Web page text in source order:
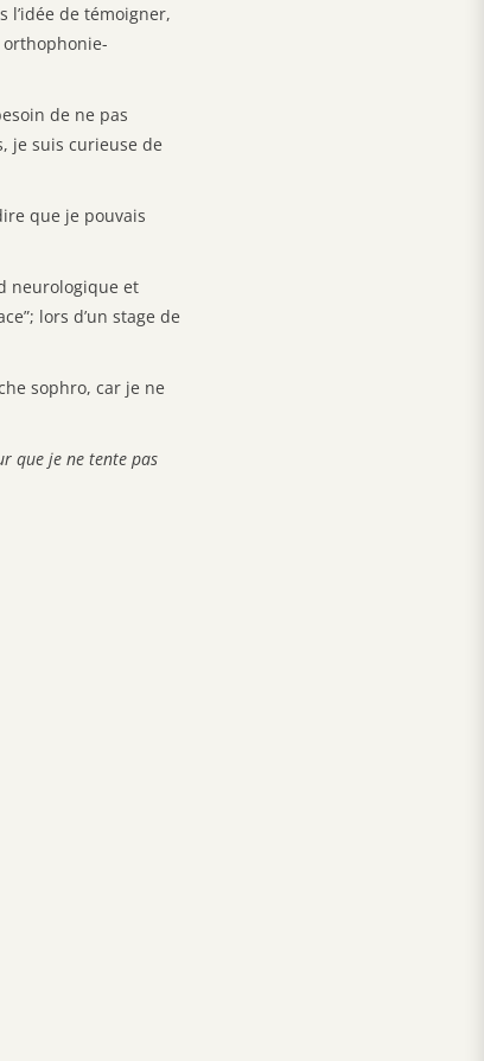
l’idée de témoigner,
orthophonie-
de ne pas
je suis curieuse de
que je pouvais
neurologique et
lors d’un stage de
sophro, car je ne
que je ne tente pas